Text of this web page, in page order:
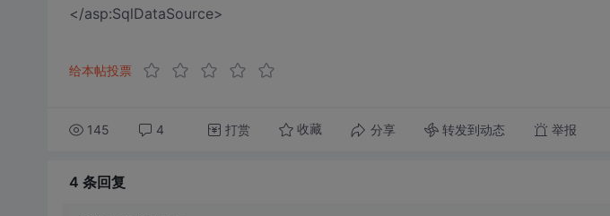
</asp:SqlDataSource>
给本帖投票
145 4 打赏 收藏 分享 转发到动态 举报
4 条回复